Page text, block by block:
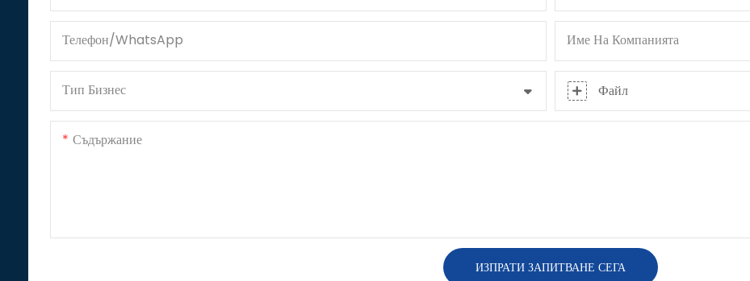
Телефон/WhatsApp Име На Компанията
Тип Бизнес Файл
Съдържание
ИЗПРАТИ ЗАПИТВАНЕ СЕГА